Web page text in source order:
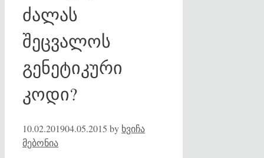
ძალას
შეცვალოს
გენეტიკური
კოდი?
10.02.201904.05.2015 by ხვიჩა
მებონია